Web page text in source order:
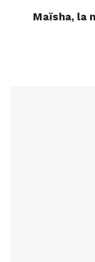
Maïsha, la